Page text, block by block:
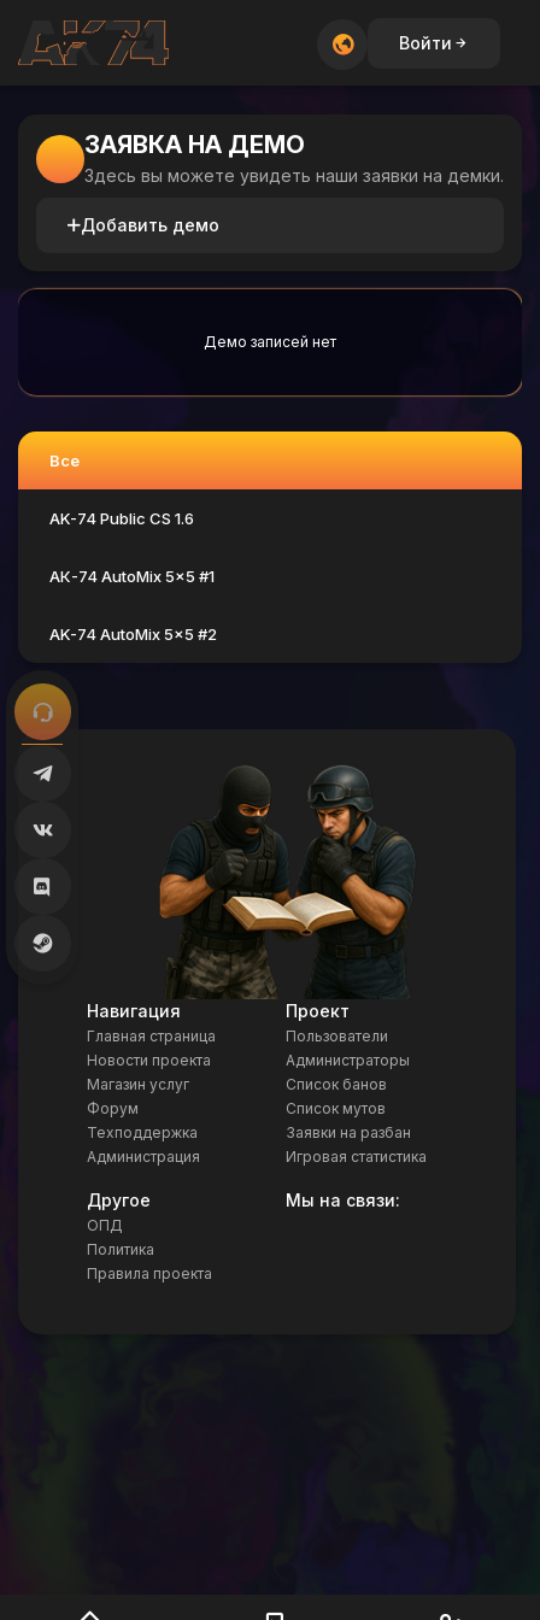
Войти
ЗАЯВКА НА ДЕМО
Здесь вы можете увидеть наши заявки на демки.
Добавить демо
Демо записей нет
Все
AK-74 Public CS 1.6
АК-74 AutoMix 5x5 #1
AK-74 AutoMix 5x5 #2
Навигация
Главная страница
Новости проекта
Магазин услуг
Форум
Техподдержка
Администрация
Проект
Пользователи
Администраторы
Список банов
Список мутов
Заявки на разбан
Игровая статистика
Другое
ОПД
Политика
Правила проекта
Мы на связи: